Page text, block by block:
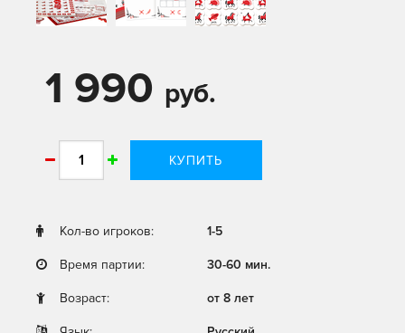
1 990 руб.
КУПИТЬ
Кол-во игроков: 1-5
Время партии: 30-60 мин.
Возраст: от 8 лет